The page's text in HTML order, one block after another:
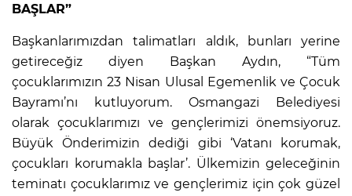
BAŞLAR”
Başkanlarımızdan talimatları aldık, bunları yerine
getireceğiz diyen Başkan Aydın, “Tüm
çocuklarımızın 23 Nisan Ulusal Egemenlik ve Çocuk
Bayramı’nı kutluyorum. Osmangazi Belediyesi
olarak çocuklarımızı ve gençlerimizi önemsiyoruz.
Büyük Önderimizin dediği gibi ‘Vatanı korumak,
çocukları korumakla başlar’. Ülkemizin geleceğinin
teminatı çocuklarımız ve gençlerimiz için çok güzel